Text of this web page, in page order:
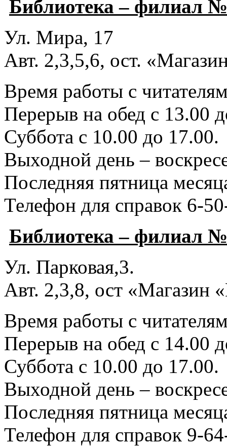
Библиотека – филиал
Ул. Мира, 17
Авт. 2,3,5,6, ост.
Время работы с
Перерыв на обед с 13.00
Суббота с 10.00 до 17.00.
Выходной день –
Последняя пятница
Телефон для справок 6-
Библиотека – филиал
Ул. Парковая,3.
Авт. 2,3,8, ост «Магазин
Время работы с
Перерыв на обед с 14.00
Суббота с 10.00 до 17.00.
Выходной день –
Последняя пятница
Телефон для справок 9-